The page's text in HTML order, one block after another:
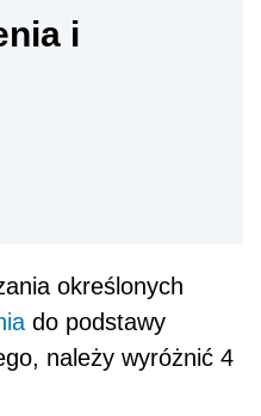
i
określonych
do podstawy
należy wyróżnić 4